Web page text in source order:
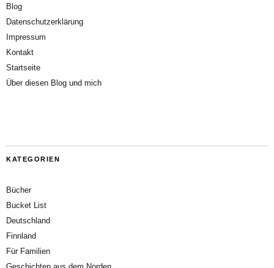
Blog
Datenschutzerklärung
Impressum
Kontakt
Startseite
Über diesen Blog und mich
KATEGORIEN
Bücher
Bucket List
Deutschland
Finnland
Für Familien